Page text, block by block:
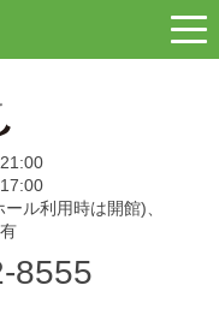
ル利用時は開館)、
8555